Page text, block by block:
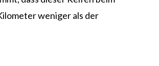
weniger als der